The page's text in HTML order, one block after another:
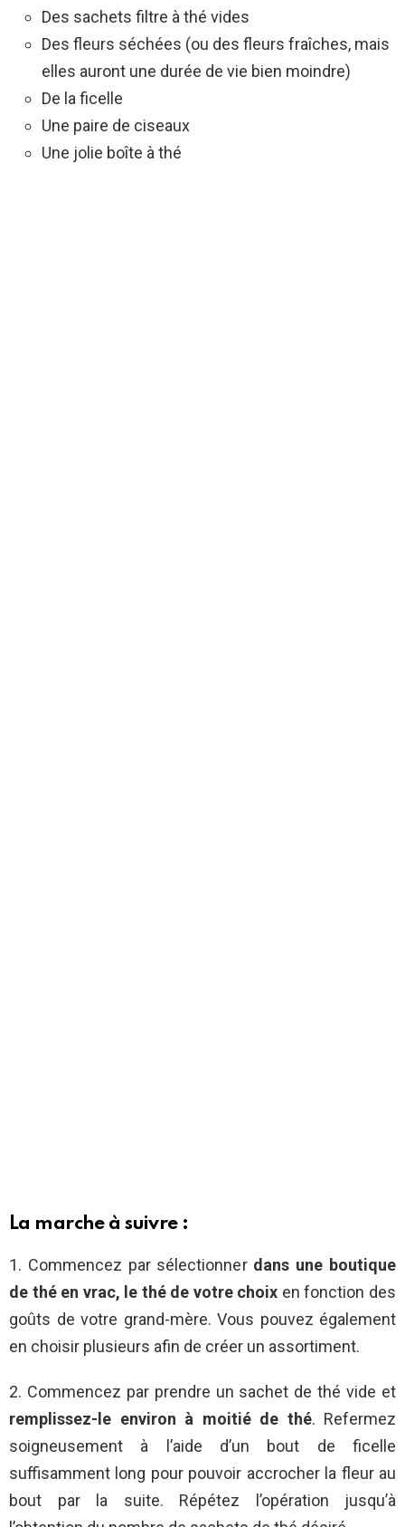
Des sachets filtre à thé vides
Des fleurs séchées (ou des fleurs fraîches, mais
elles auront une durée de vie bien moindre)
De la ficelle
Une paire de ciseaux
Une jolie boîte à thé
La marche à suivre :
1. Commencez par sélectionner dans une boutique
de thé en vrac, le thé de votre choix en fonction des
goûts de votre grand-mère. Vous pouvez également
en choisir plusieurs afin de créer un assortiment.
2. Commencez par prendre un sachet de thé vide et
remplissez-le environ à moitié de thé. Refermez
soigneusement à l’aide d’un bout de ficelle
suffisamment long pour pouvoir accrocher la fleur au
bout par la suite. Répétez l’opération jusqu’à